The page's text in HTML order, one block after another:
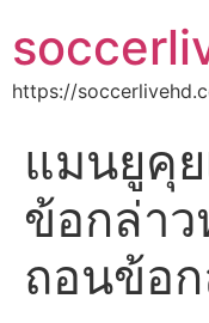
https://
แมนยูคุ
ข้อกล่า
ถอนข้อ